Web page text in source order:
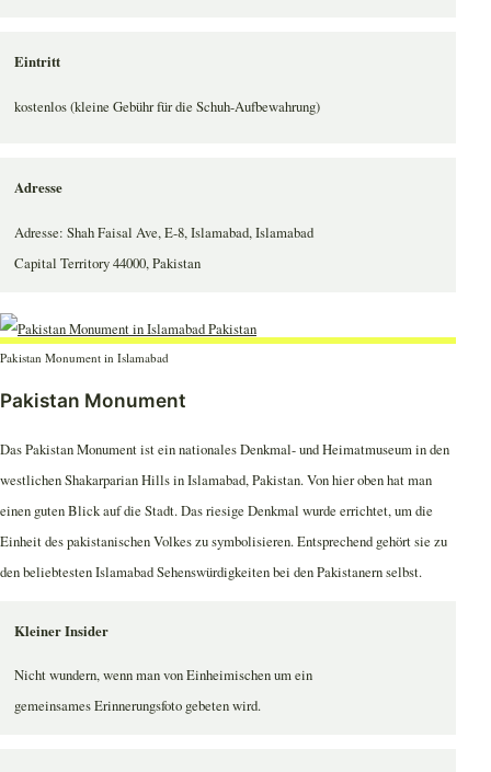
Eintritt
kostenlos (kleine Gebühr für die Schuh-Aufbewahrung)
Adresse
Adresse: Shah Faisal Ave, E-8, Islamabad, Islamabad
Capital Territory 44000, Pakistan
Pakistan Monument in Islamabad
Pakistan Monument
Das Pakistan Monument ist ein nationales Denkmal- und Heimatmuseum in den
westlichen Shakarparian Hills in Islamabad, Pakistan. Von hier oben hat man
einen guten Blick auf die Stadt. Das riesige Denkmal wurde errichtet, um die
Einheit des pakistanischen Volkes zu symbolisieren. Entsprechend gehört sie zu
den beliebtesten Islamabad Sehenswürdigkeiten bei den Pakistanern selbst.
Kleiner Insider
Nicht wundern, wenn man von Einheimischen um ein
gemeinsames Erinnerungsfoto gebeten wird.